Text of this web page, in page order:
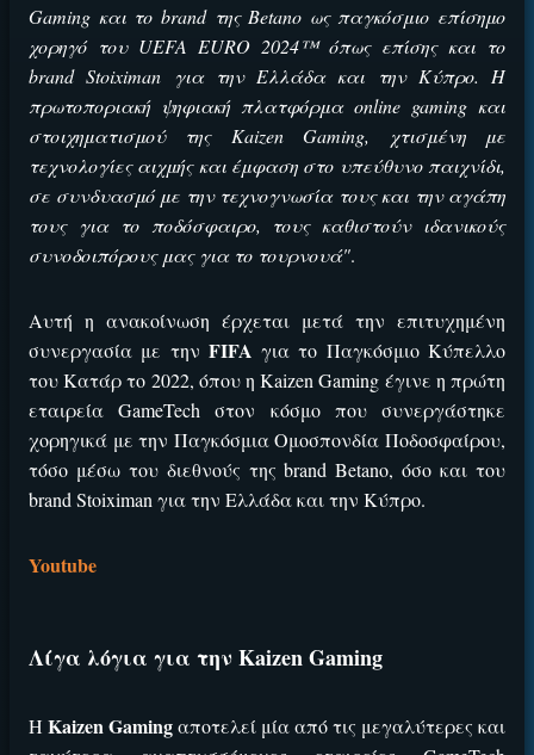
Gaming και το brandτης Betano ως παγκόσμιο επίσημο
χορηγό του UEFA EURO 2024™ όπως επίσης και το
brand Stoiximan για την Ελλάδα και την Κύπρο. Η
πρωτοποριακή ψηφιακή πλατφόρμα online gaming και
στοιχηματισμού της Kaizen Gaming, χτισμένη με
τεχνολογίες αιχμής και έμφαση στο υπεύθυνο παιχνίδι,
σε συνδυασμό με την τεχνογνωσία τους και την αγάπη
τους για το ποδόσφαιρο, τους καθιστούν ιδανικούς
συνοδοιπόρους μας για το τουρνουά".
Αυτή η ανακοίνωση έρχεται μετά την επιτυχημένη
συνεργασία με την FIFA για το Παγκόσμιο Κύπελλο
του Κατάρ το 2022, όπου ηKaizen Gaming έγινε η πρώτη
εταιρείαGameTech στον κόσμο που συνεργάστηκε
χορηγικά με την Παγκόσμια Ομοσπονδία Ποδοσφαίρου,
τόσο μέσω του διεθνούς τηςbrand Βetano, όσο και του
brand Stoiximan για την Ελλάδα και την Κύπρο.
Youtube
Λίγα λόγια για τηνKaizenGaming
H KaizenGamingαποτελεί μία από τις μεγαλύτερες και
ΕΓΚΡΙΣΗ ΑΠΟ ΑΡΧΟΝΤΑ ΕΓΚΡΙΣΗ ΑΠΟ ΑΡΧΟΝΤΑ